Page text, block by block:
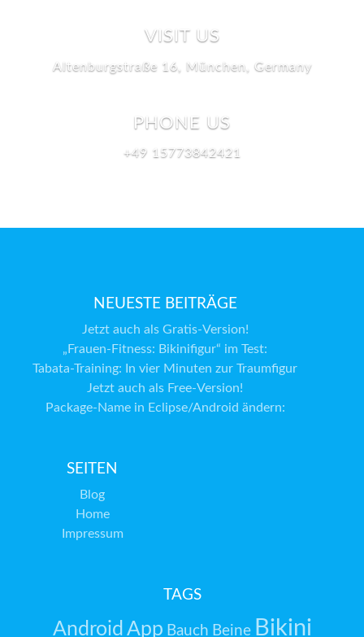
VISIT US
Altenburgstraße 16, München, Germany
PHONE US
+49 15773842421
NEUESTE BEITRÄGE
Jetzt auch als Gratis-Version!
„Frauen-Fitness: Bikinifigur“ im Test:
Tabata-Training: In vier Minuten zur Traumfigur
Jetzt auch als Free-Version!
Package-Name in Eclipse/Android ändern:
SEITEN
Blog
Home
Impressum
TAGS
Android App Bauch Beine Bikini